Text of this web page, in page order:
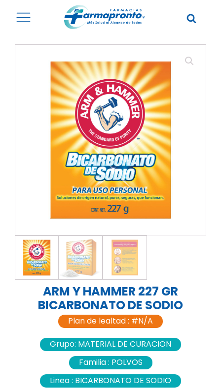
ARM Y HAMMER 227 GR
BICARBONATO DE SODIO
Plan de lealtad : #N/A
Grupo: MATERIAL DE CURACION
Familia : POLVOS
Linea : BICARBONATO DE SODIO